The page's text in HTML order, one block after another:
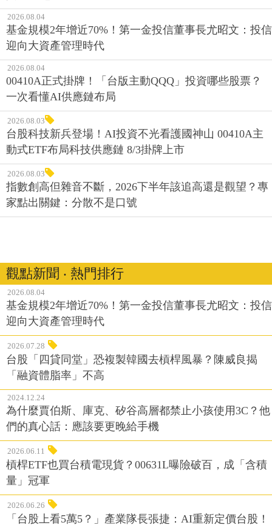
2026.08.04
基金規模2年增近70%！第一金投信董事長尤昭文：投信
迎向大資產管理時代
2026.08.04
00410A正式掛牌！「台版主動QQQ」投資哪些股票？
一次看懂AI供應鏈布局
2026.08.03
台股科技新兵登場！AI投資不光看護國神山 00410A主
動式ETF布局科技供應鏈 8/3掛牌上市
2026.08.03
指數創高但雜音不斷，2026下半年該追高還是觀望？專
家點出關鍵：分散不是口號
觀點新聞 ‧ 熱門排行
2026.08.04
基金規模2年增近70%！第一金投信董事長尤昭文：投信
迎向大資產管理時代
2026.07.28
台股「四貸同堂」恐複製韓國去槓桿風暴？陳威良揭
「融資體脂率」不高
2024.12.24
為什麼賈伯斯、庫克、矽谷高層都禁止小孩使用3C？他
們的真心話：應該要更晚給手機
2026.06.11
槓桿ETF也買台積電現貨？00631L曝險破百，成「含積
量」冠軍
2026.06.26
「台股上看5萬5？」產業隊長張捷：AI重新定價台股！